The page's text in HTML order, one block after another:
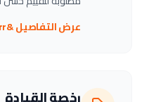
عرض التفاصيل &rarr;